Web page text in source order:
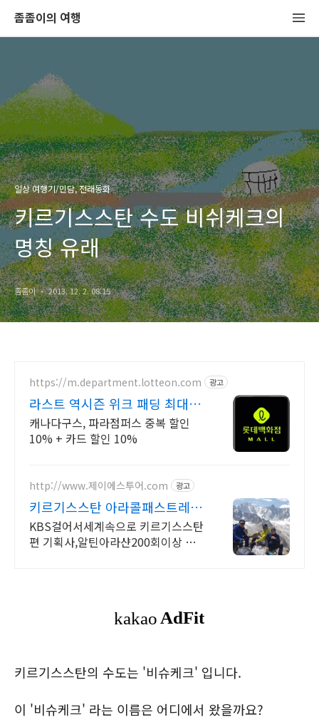
좀좀이의 여행
일상 여행기/민담, 전래동화
키르기스스탄 수도 비쉬케크의
명칭 유래
좀좀이 2013. 12. 2. 08:15
https://m.department.lotteon.com 광고
라스트 역시즌 위크 패딩 최대
74% 할인
캐나다구스, 파라점퍼스 중복 할인
10% + 카드 할인 10%
http://www.제이에스투어.com 광고
키르기스스탄 아라콜패스트레킹
윤도현키르기스탄방문시현지진
행
KBS걸어서세계속으로 키르기스스탄
편 기획사,알틴아라샨200회이상 트
키르기스스탄의 수도는 '비슈케크' 입니다.
이 '비슈케크' 라는 이름은 어디에서 왔을까요?